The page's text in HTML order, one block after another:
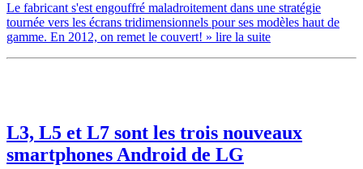
Le fabricant s'est engouffré maladroitement dans une stratégie
tournée vers les écrans tridimensionnels pour ses modèles haut de
gamme. En 2012, on remet le couvert! » lire la suite
L3, L5 et L7 sont les trois nouveaux
smartphones Android de LG